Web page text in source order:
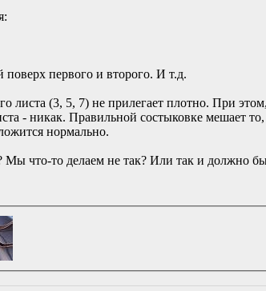
первого и второго. И т.д.
(3, 5, 7) не прилегает плотно. При
- никак. Правильной состыковке мешает
нормально.
Мы что-то делаем не так? Или так и должно